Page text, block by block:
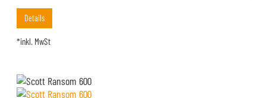
Details
*inkl. MwSt